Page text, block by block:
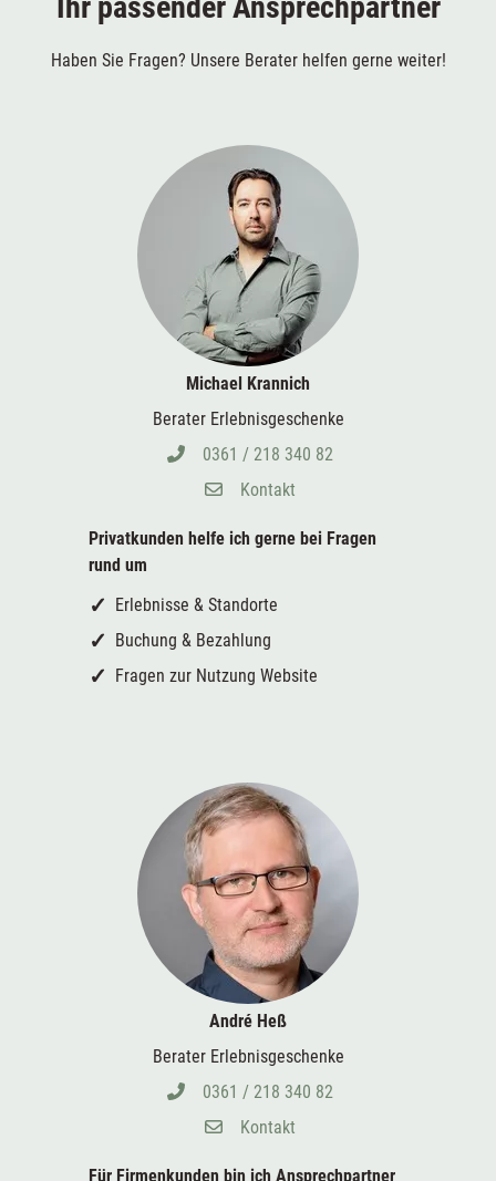
Ihr passender Ansprechpartner
Haben Sie Fragen? Unsere Berater helfen gerne weiter!
Michael Krannich
Berater Erlebnisgeschenke
0361 / 218 340 82
Kontakt
Privatkunden helfe ich gerne bei Fragen
rund um
Erlebnisse & Standorte
Buchung & Bezahlung
Fragen zur Nutzung Website
André Heß
Berater Erlebnisgeschenke
0361 / 218 340 82
Kontakt
Für Firmenkunden bin ich Ansprechpartner